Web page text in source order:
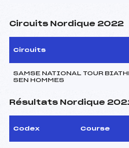
Circuits Nordique 2022
Circuits
SAMSE NATIONAL TOUR
SEN HOMMES
Résultats Nordique
Codex Course